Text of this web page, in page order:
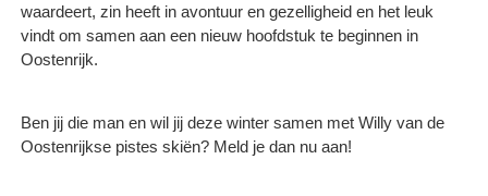
waardeert, zin heeft in avontuur en gezelligheid en het leuk
vindt om samen aan een nieuw hoofdstuk te beginnen in
Oostenrijk.
Ben jij die man en wil jij deze winter samen met Willy van de
Oostenrijkse pistes skiën? Meld je dan nu aan!